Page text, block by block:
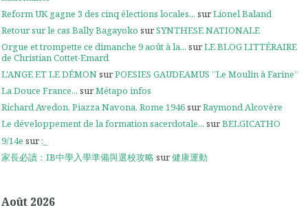
Reform UK gagne 3 des cinq élections locales... surLionel Baland
Retour sur le cas Bally Bagayoko surSYNTHESE NATIONALE
Orgue et trompette ce dimanche 9 août à la... surLE BLOG LITTÉRAIRE
de Christian Cottet-Emard
L'ANGE ET LE DÉMONsurPOESIES GAUDEAMUS ”Le Moulin à Farine”
La Douce France... surMétapo infos
Richard Avedon, Piazza Navona, Rome 1946surRaymond Alcovère
Le développement de la formation sacerdotale... surBELGICATHO
9/14e sur;_
家長必讀：IB中學入學準備與選校攻略 sur健康運動
Août 2026